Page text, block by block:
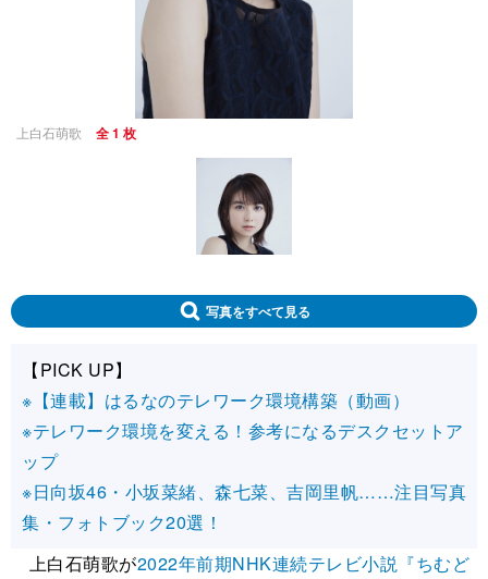
上白石萌歌 全 1 枚
写真をすべて見る
【PICK UP】
※【連載】はるなのテレワーク環境構築（動画）
※テレワーク環境を変える！参考になるデスクセットア
ップ
※日向坂46・小坂菜緒、森七菜、吉岡里帆……注目写真
集・フォトブック20選！
上白石萌歌が2022年前期NHK連続テレビ小説『ちむど